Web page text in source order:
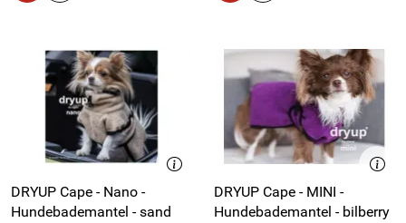
DRYUP Cape - Nano -
Hundebademantel - sand
DRYUP Cape - MINI -
Hundebademantel - bilberry